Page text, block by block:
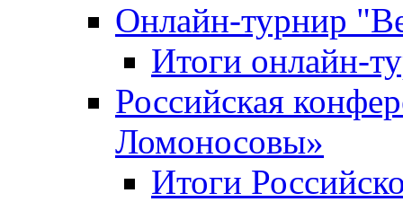
Онлайн-турнир
Итоги онлайн-
Российская
Ломоносовы»
Итоги